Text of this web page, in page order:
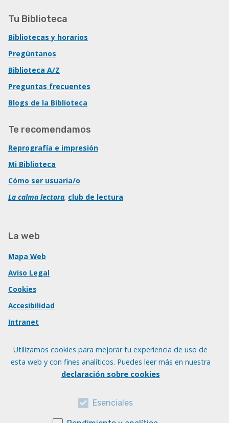
Tu Biblioteca
Bibliotecas y horarios
Pregúntanos
Biblioteca A/Z
Preguntas frecuentes
Blogs de la Biblioteca
Te recomendamos
Reprografía e impresión
Mi Biblioteca
Cómo ser usuaria/o
La calma lectora, club de lectura
La web
Mapa Web
Aviso Legal
Cookies
Accesibilidad
Intranet
Utilizamos cookies para mejorar tu experiencia de uso de
esta web y con fines analíticos. Puedes leer más en nuestra
declaración sobre cookies
Esenciales